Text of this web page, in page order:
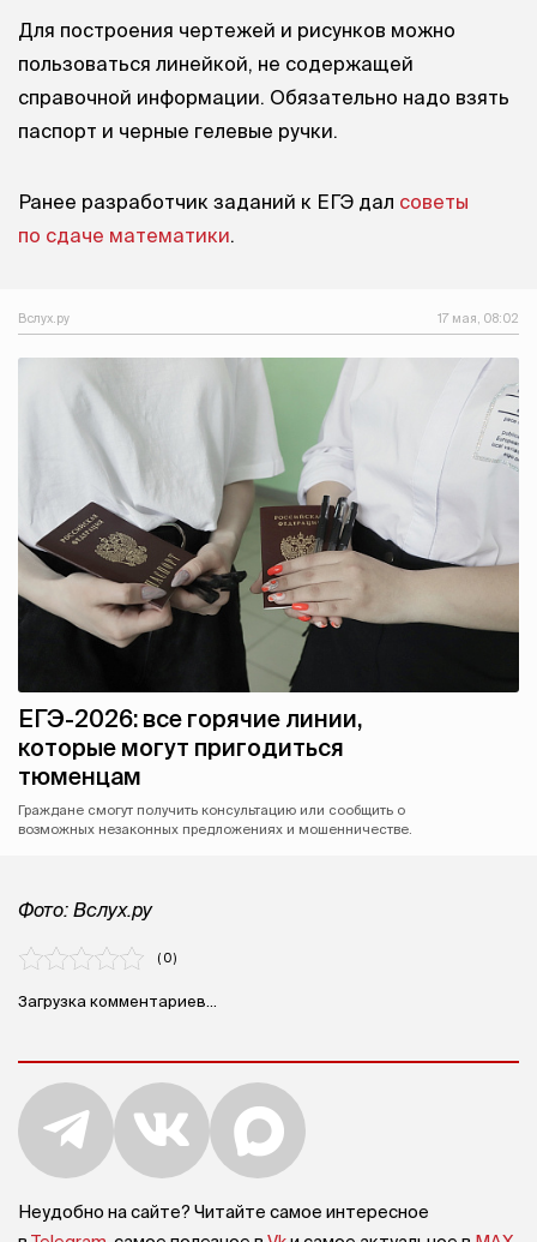
Для построения чертежей и рисунков можно
пользоваться линейкой, не содержащей
справочной информации. Обязательно надо взять
паспорт и черные гелевые ручки.
Ранее разработчик заданий к ЕГЭ дал советы
по сдаче математики.
Вслух.ру 17 мая, 08:02
ЕГЭ-2026: все горячие линии,
которые могут пригодиться
тюменцам
Граждане смогут получить консультацию или сообщить о
возможных незаконных предложениях и мошенничестве.
Фото: Вслух.ру
( 0 )
Загрузка комментариев...
Неудобно на сайте? Читайте самое интересное